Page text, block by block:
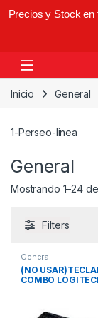
Precios y Stock en
Skip to navigation
Skip to content
Open
Inicio General
1-Perseo-linea
General
Mostrando 1–24
Filters
General
(NO
COMBO
SALPICADURAS